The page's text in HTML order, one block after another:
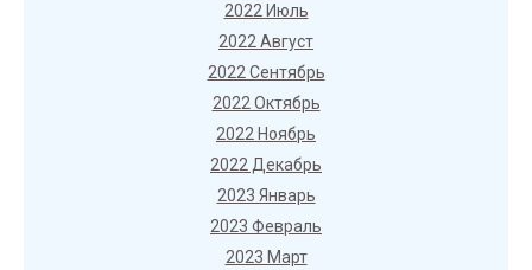
2022 Июль
2022 Август
2022 Сентябрь
2022 Октябрь
2022 Ноябрь
2022 Декабрь
2023 Январь
2023 Февраль
2023 Март